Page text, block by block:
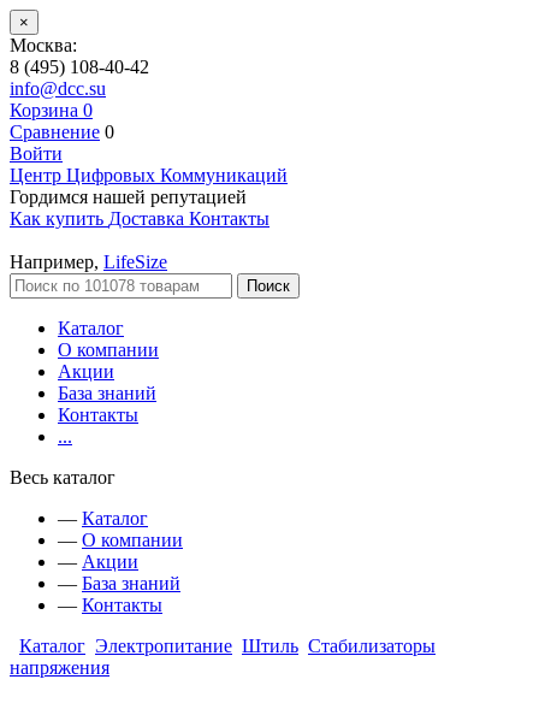
×
Москва:
8 (495) 108-40-42
info@dcc.su
Корзина 0
Сравнение 0
Войти
Центр Цифровых Коммуникаций
Гордимся нашей репутацией
Как купить Доставка Контакты
Например, LifeSize
Поиск
Каталог
О компании
Акции
База знаний
Контакты
...
Весь каталог
— Каталог
— О компании
— Акции
— База знаний
— Контакты
Каталог Электропитание Штиль Стабилизаторы
напряжения